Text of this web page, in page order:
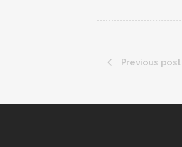
Previous post